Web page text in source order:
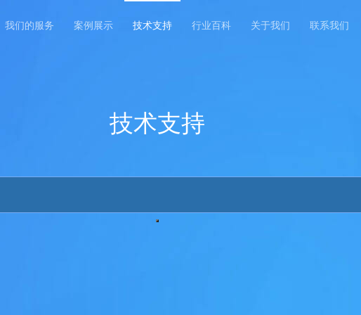
我们的服务 案例展示 技术支持 行业百科 关于我们 联系我们
技术支持